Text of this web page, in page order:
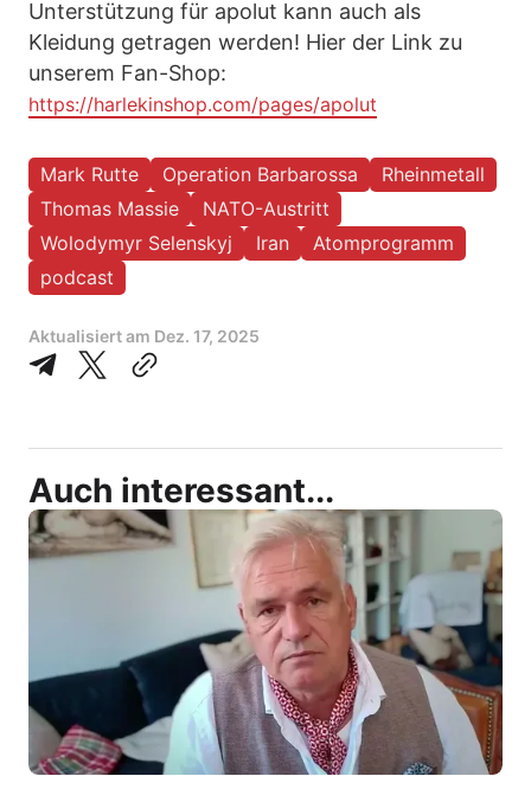
Unterstützung für apolut kann auch als
Kleidung getragen werden! Hier der Link zu
unserem Fan-Shop:
https://harlekinshop.com/pages/apolut
Mark Rutte Operation Barbarossa
Rheinmetall
Thomas Massie
NATO-Austritt
Wolodymyr Selenskyj
Iran
Atomprogramm
podcast
Aktualisiert am Dez. 17, 2025
Auch interessant...